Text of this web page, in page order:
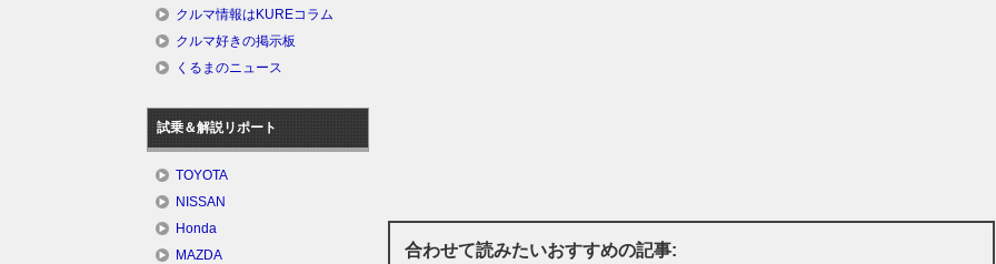
合わせて読みたいおすすめの記事:
クルマ情報はKUREコラム
クルマ好きの掲示板
くるまのニュース
試乗＆解説リポート
TOYOTA
NISSAN
Honda
MAZDA